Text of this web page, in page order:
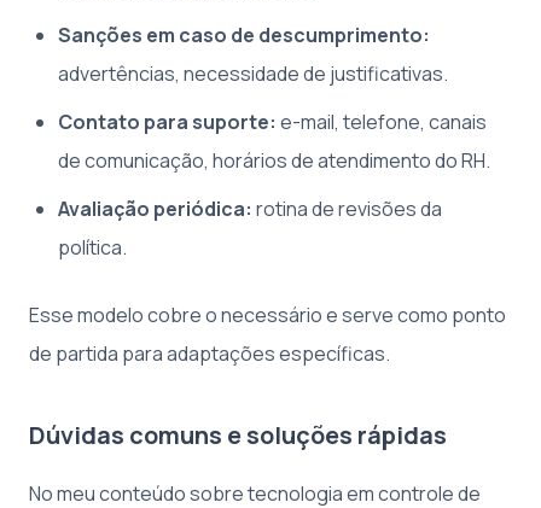
Sanções em caso de descumprimento:
advertências, necessidade de justificativas.
Contato para suporte: e-mail, telefone, canais
de comunicação, horários de atendimento do RH.
Avaliação periódica: rotina de revisões da
política.
Esse modelo cobre o necessário e serve como ponto
de partida para adaptações específicas.
Dúvidas comuns e soluções rápidas
No meu conteúdo sobre tecnologia em controle de